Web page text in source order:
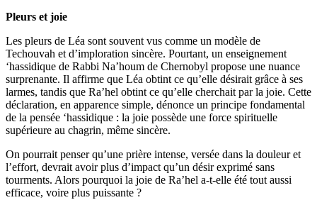
Pleurs et joie
Les pleurs de Léa sont souvent vus comme un modèle de
Techouvah et d’imploration sincère. Pourtant, un enseignement
‘hassidique de Rabbi Na’houm de Chernobyl propose une nuance
surprenante. Il affirme que Léa obtint ce qu’elle désirait grâce à ses
larmes, tandis que Ra’hel obtint ce qu’elle cherchait par la joie. Cette
déclaration, en apparence simple, dénonce un principe fondamental
de la pensée ‘hassidique : la joie possède une force spirituelle
supérieure au chagrin, même sincère.
On pourrait penser qu’une prière intense, versée dans la douleur et
l’effort, devrait avoir plus d’impact qu’un désir exprimé sans
tourments. Alors pourquoi la joie de Ra’hel a-t-elle été tout aussi
efficace, voire plus puissante ?